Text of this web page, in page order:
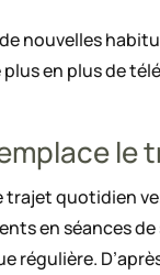
nouvelles
en plus de
le
trajet quotidien
en séances
D’après